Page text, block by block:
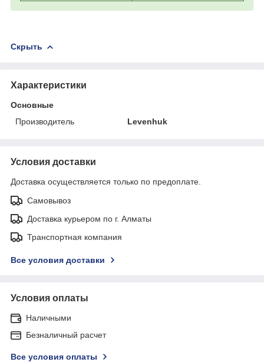
Скрыть
Характеристики
Основные
Производитель
Levenhuk
Условия доставки
Доставка осуществляется только по предоплате.
Самовывоз
Доставка курьером по г. Алматы
Транспортная компания
Все условия доставки
Условия оплаты
Наличными
Безналичный расчет
Все условия оплаты